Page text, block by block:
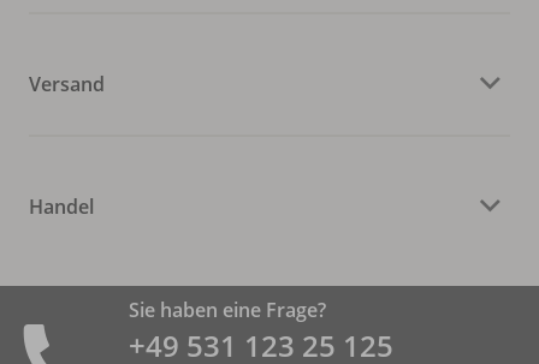
Versand
Handel
Sie haben eine Frage?
+49 531 ­123 25 125